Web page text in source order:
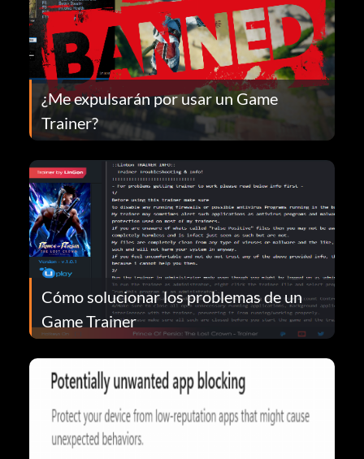
¿Me expulsarán por usar un Game
Trainer?
Cómo solucionar los problemas de un
Game Trainer